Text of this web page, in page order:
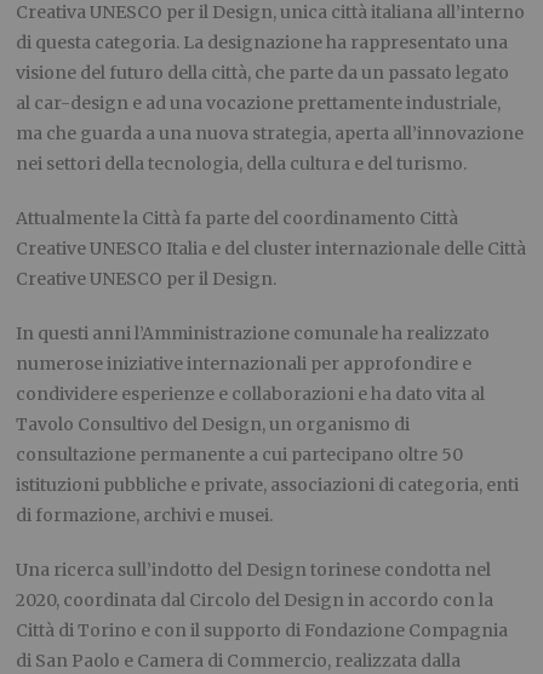
Creativa UNESCO per il Design, unica città italiana all’interno
di questa categoria. La designazione ha rappresentato una
visione del futuro della città, che parte da un passato legato
al car-design e ad una vocazione prettamente industriale,
ma che guarda a una nuova strategia, aperta all’innovazione
nei settori della tecnologia, della cultura e del turismo.
Attualmente la Città fa parte del coordinamento Città
Creative UNESCO Italia e del cluster internazionale delle Città
Creative UNESCO per il Design.
In questi anni l’Amministrazione comunale ha realizzato
numerose iniziative internazionali per approfondire e
condividere esperienze e collaborazioni e ha dato vita al
Tavolo Consultivo del Design, un organismo di
consultazione permanente a cui partecipano oltre 50
istituzioni pubbliche e private, associazioni di categoria, enti
di formazione, archivi e musei.
Una ricerca sull’indotto del Design torinese condotta nel
2020, coordinata dal Circolo del Design in accordo con la
Città di Torino e con il supporto di Fondazione Compagnia
di San Paolo e Camera di Commercio, realizzata dalla